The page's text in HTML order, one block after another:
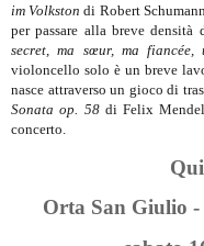
im Volkston di Robert
per passare alla breve densità
secret, ma sœur, ma fiancée,
violoncello solo è un breve
nasce attraverso un gioco di
Sonata op. 58di Felix
concerto.
Orta San Giulio -